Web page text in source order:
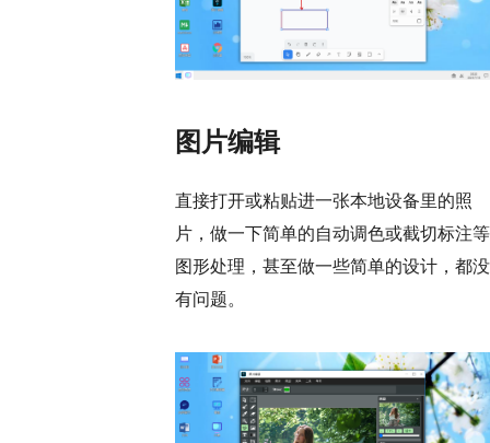
图片编辑
直接打开或粘贴进一张本地设备里的照
片，做一下简单的自动调色或截切标注等
图形处理，甚至做一些简单的设计，都没
有问题。